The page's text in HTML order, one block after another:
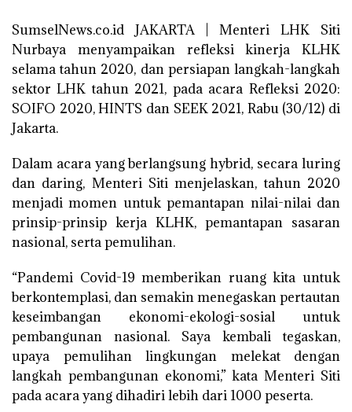
SumselNews.co.id JAKARTA | Menteri LHK Siti
Nurbaya menyampaikan refleksi kinerja KLHK
selama tahun 2020, dan persiapan langkah-langkah
sektor LHK tahun 2021, pada acara Refleksi 2020:
SOIFO 2020, HINTS dan SEEK 2021, Rabu (30/12) di
Jakarta.
Dalam acara yang berlangsung hybrid, secara luring
dan daring, Menteri Siti menjelaskan, tahun 2020
menjadi momen untuk pemantapan nilai-nilai dan
prinsip-prinsip kerja KLHK, pemantapan sasaran
nasional, serta pemulihan.
“Pandemi Covid-19 memberikan ruang kita untuk
berkontemplasi, dan semakin menegaskan pertautan
keseimbangan ekonomi-ekologi-sosial untuk
pembangunan nasional. Saya kembali tegaskan,
upaya pemulihan lingkungan melekat dengan
langkah pembangunan ekonomi,” kata Menteri Siti
pada acara yang dihadiri lebih dari 1000 peserta.